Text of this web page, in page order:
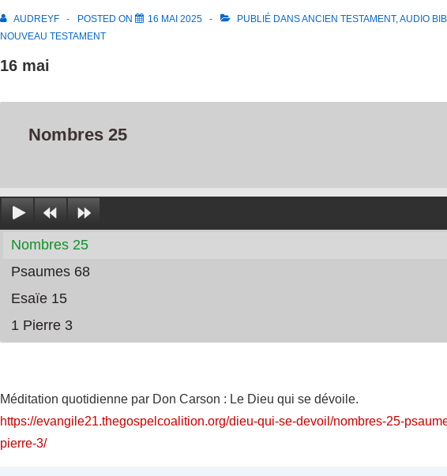
AUDREYF POSTED ON 16 MAI 2025 PUBLIÉ DANSANCIEN TESTAMENT,AUDIO
NOUVEAU TESTAMENT
16 mai
Nombres 25
Nombres 25
Psaumes 68
Esaïe 15
1 Pierre 3
Méditation quotidienne par Don Carson : Le Dieu qui se dévoile.
https://evangile21.thegospelcoalition.org/dieu-qui-se-devoil/nombres-25-
pierre-3/